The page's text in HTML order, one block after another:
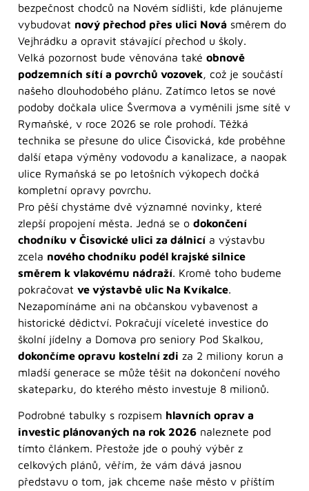
bezpečnost chodců na Novém sídlišti, kde plánujeme
vybudovat nový přechod přes ulici Nová směrem do
Vejhrádku a opravit stávající přechod u školy.
Velká pozornost bude věnována také obnově
podzemních sítí a povrchů vozovek, což je součástí
našeho dlouhodobého plánu. Zatímco letos se nové
podoby dočkala ulice Švermova a vyměnili jsme sítě v
Rymaňské, v roce 2026 se role prohodí. Těžká
technika se přesune do ulice Čisovická, kde proběhne
další etapa výměny vodovodu a kanalizace, a naopak
ulice Rymaňská se po letošních výkopech dočká
kompletní opravy povrchu.
Pro pěší chystáme dvě významné novinky, které
zlepší propojení města. Jedná se o dokončení
chodníku v Čisovické ulici za dálnicí a výstavbu
zcela nového chodníku podél krajské silnice
směrem k vlakovému nádraží. Kromě toho budeme
pokračovat ve výstavbě ulic Na Kvíkalce.
Nezapomínáme ani na občanskou vybavenost a
historické dědictví. Pokračují víceleté investice do
školní jídelny a Domova pro seniory Pod Skalkou,
dokončíme opravu kostelní zdi za 2 miliony korun a
mladší generace se může těšit na dokončení nového
skateparku, do kterého město investuje 8 milionů.
Podrobné tabulky s rozpisem hlavních oprav a
investic plánovaných na rok 2026 naleznete pod
tímto článkem. Přestože jde o pouhý výběr z
celkových plánů, věřím, že vám dává jasnou
představu o tom, jak chceme naše město v příštím